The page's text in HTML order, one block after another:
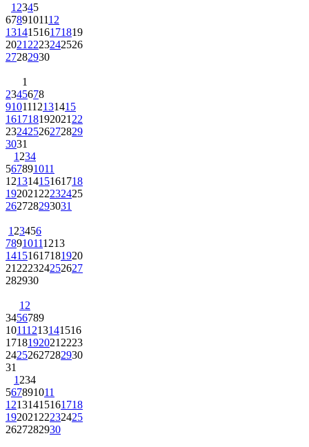
1 2345
6789101112
13141516171819
2021 2223242526
27282930
1
2345678
9101112131415
161718192021 22
23242526272829
3031
1 234
567891011
12131415161718
192021 22232425
262728293031
1 23456
78910111213
14151617181920
21 222324252627
282930
1 2
3456789
10111213141516
1718192021 2223
24252627282930
31
1 234
567891011
12131415161718
192021 22232425
2627282930